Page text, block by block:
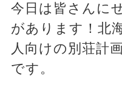
今日は皆さんに
があります！北
人向けの別荘計
です。